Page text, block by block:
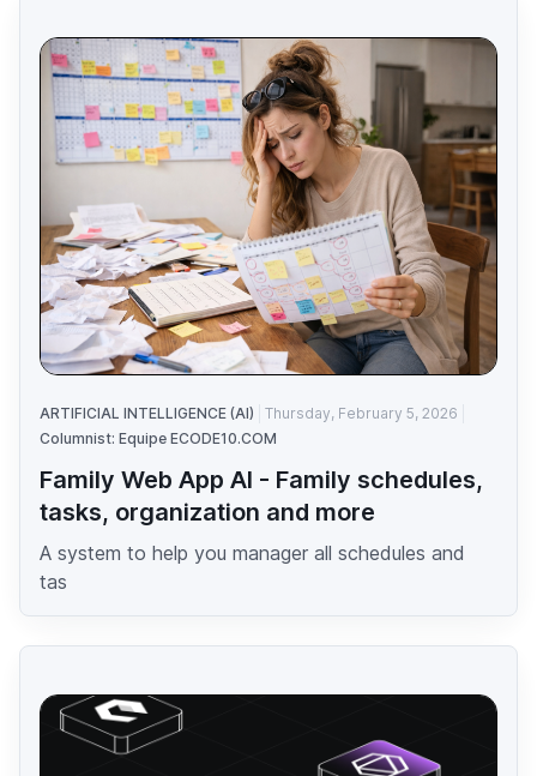
ARTIFICIAL INTELLIGENCE (AI)
Thursday, February 5, 2026
Columnist: Equipe ECODE10.COM
Family Web App AI - Family schedules,
tasks, organization and more
A system to help you manager all schedules and
tas